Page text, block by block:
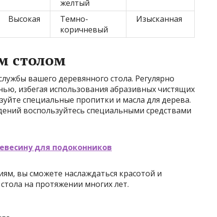
желтый
Высокая
Темно-
коричневый
Изысканная
столом
вашего деревянного стола. Регулярно
избегая использования абразивных чистящих
специальные пропитки и масла для дерева.
воспользуйтесь специальными средствами
для подоконников
вы сможете наслаждаться красотой и
на протяжении многих лет.